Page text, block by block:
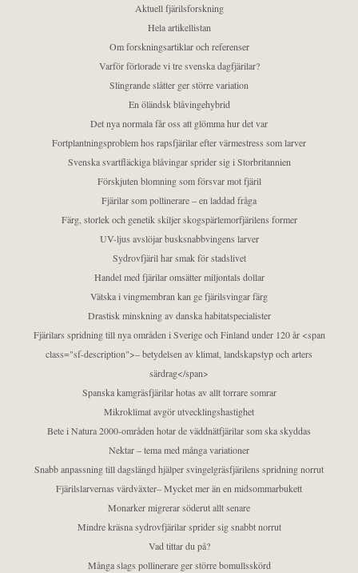
Aktuell fjärilsforskning
Hela artikellistan
Om forskningsartiklar och referenser
Varför förlorade vi tre svenska dagfjärilar?
Slingrande slåtter ger större variation
En öländsk blåvingehybrid
Det nya normala får oss att glömma hur det var
Fortplantningsproblem hos rapsfjärilar efter värmestress som larver
Svenska svartfläckiga blåvingar sprider sig i Storbritannien
Förskjuten blomning som försvar mot fjäril
Fjärilar som pollinerare – en laddad fråga
Färg, storlek och genetik skiljer skogspärlemorfjärilens former
UV-ljus avslöjar busksnabbvingens larver
Sydrovfjäril har smak för stadslivet
Handel med fjärilar omsätter miljontals dollar
Vätska i vingmembran kan ge fjärilsvingar färg
Drastisk minskning av danska habitatspecialister
Fjärilars spridning till nya områden i Sverige och Finland under 120 år <span
class="sf-description">– betydelsen av klimat, landskapstyp och arters
särdrag</span>
Spanska kamgräsfjärilar hotas av allt torrare somrar
Mikroklimat avgör utvecklingshastighet
Bete i Natura 2000-områden hotar de väddnätfjärilar som ska skyddas
Nektar – tema med många variationer
Snabb anpassning till dagslängd hjälper svingelgräsfjärilens spridning norrut
Fjärilslarvernas värdväxter– Mycket mer än en midsommarbukett
Monarker migrerar söderut allt senare
Mindre kräsna sydrovfjärilar sprider sig snabbt norrut
Vad tittar du på?
Många slags pollinerare ger större bomullsskörd